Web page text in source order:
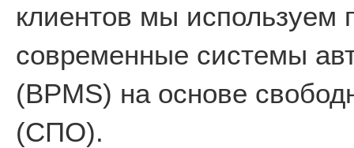
клиентов мы используем
современные системы
(BPMS) на основе
(СПО).